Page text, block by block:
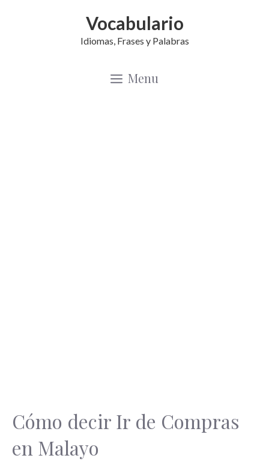
Vocabulario
Idiomas, Frases y Palabras
Menu
Cómo decir Ir de Compras
en Malayo